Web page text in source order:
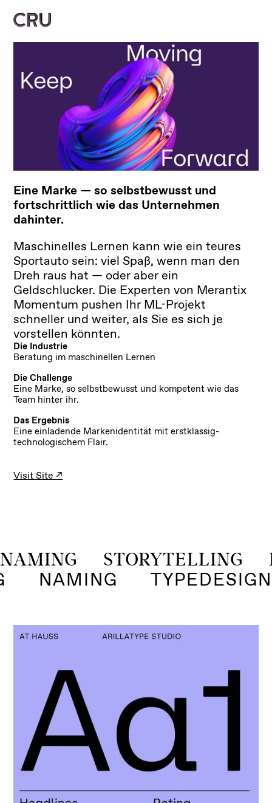
Eine Marke — so selbstbewusst und
fortschrittlich wie das Unternehmen
dahinter.
Maschinelles Lernen kann wie ein teures
Sportauto sein: viel Spaß, wenn man den
Dreh raus hat — oder aber ein
Geldschlucker. Die Experten von Merantix
Momentum pushen Ihr ML-Projekt
schneller und weiter, als Sie es sich je
vorstellen könnten.
Die Industrie
Beratung im maschinellen Lernen
Die Challenge
Eine Marke, so selbstbewusst und kompetent wie das
Team hinter ihr.
Das Ergebnis
Eine einladende Markenidentität mit erstklassig-
technologischem Flair.
Visit Site ↗
NAMING STORYTELLING
NAMING TYPEDESIGN